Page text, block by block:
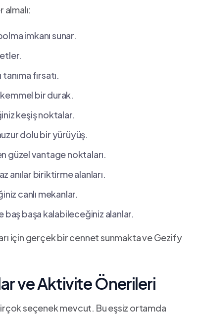
almalı:
imkanı sunar.
fırsatı.
bir durak.
keşiş noktalar.
dolu ​bir yürüyüş.
güzel ⁤vantage noktaları.
anılar biriktirme‌ alanları.
canlı mekanlar.
baş başa⁣ kalabileceğiniz alanlar.
için gerçek bir cennet ‌sunmakta ve Gezify
ve Aktivite Önerileri
seçenek mevcut. Bu eşsiz ortamda